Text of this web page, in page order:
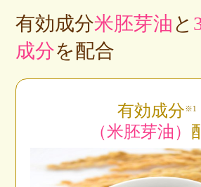
有効成分米胚芽油 と
成分を配合
有効成分※1
（米胚芽油）